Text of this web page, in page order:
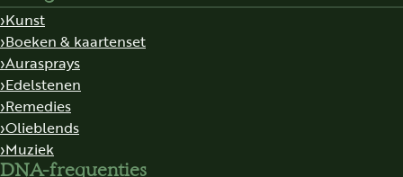
Kunst
Boeken & kaartenset
Aurasprays
Edelstenen
Remedies
Olieblends
Muziek
DNA-frequenties